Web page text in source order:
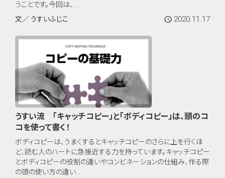
うことです。今回は、...
文／ うすいふじこ
2020.11.17
うすい流 「キャッチコピー」と「ボディコピー」は、頭のコ
コを使って書く！
ボディコピーは、うまくするとキャッチコピーのさらに上を行くほ
ど、読む人のハートに急接近する力を持っています。キャッチコピー
とボディコピーの役割の違いやコンビネーションの仕組み、作る際
の頭の使い方の違い...